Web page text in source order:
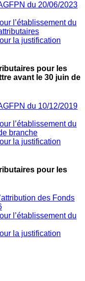
du 20/06/2023
l’établissement du
la justification
pour les
avant le 30 juin de
du 10/12/2019
l’établissement du
branche
la justification
pour les
des Fonds
l’établissement du
la justification